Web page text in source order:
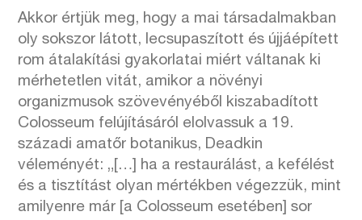
Akkor értjük meg, hogy a mai társadalmakban
oly sokszor látott, lecsupaszított és újjáépített
rom átalakítási gyakorlatai miért váltanak ki
mérhetetlen vitát, amikor a növényi
organizmusok szövevényéből kiszabadított
Colosseum felújításáról elolvassuk a 19.
századi amatőr botanikus, Deadkin
véleményét: „[…] ha a restaurálást, a kefélést
és a tisztítást olyan mértékben végezzük, mint
amilyenre már [a Colosseum esetében] sor